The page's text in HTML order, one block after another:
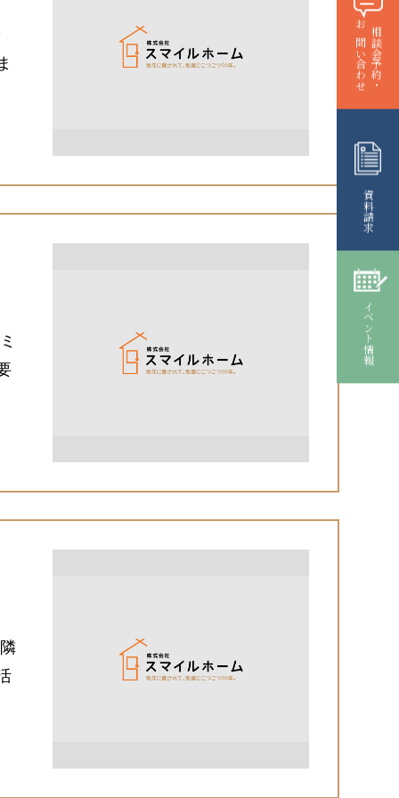
相談会予約・
お問い合わせ
資料請求
イベント情報